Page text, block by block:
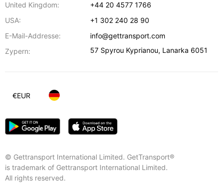
United Kingdom:
+44 20 4577 1766
USA:
+1 302 240 28 90
E-Mail-Addresse:
info@gettransport.com
Zypern:
57 Spyrou Kyprianou, Lanarka 6051
© Gettransport International Limited. GetTransport®
is trademark of Gettransport International Limited.
All rights reserved.
€EUR